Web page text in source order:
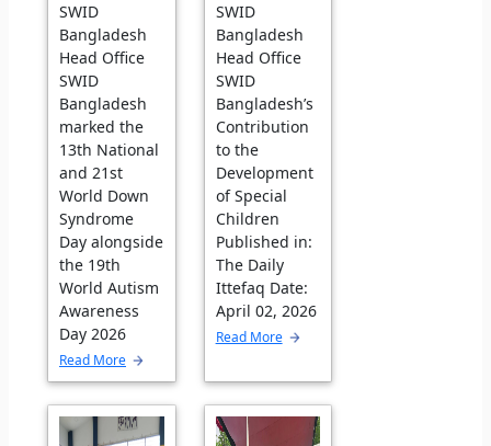
SWID
Bangladesh
Head Office
SWID
Bangladesh
marked the
13th National
and 21st
World Down
Syndrome
Day alongside
the 19th
World Autism
Awareness
Day 2026
Read More
SWID
Bangladesh
Head Office
SWID
Bangladesh’s
Contribution
to the
Development
of Special
Children
Published in:
The Daily
Ittefaq Date:
April 02, 2026
Read More